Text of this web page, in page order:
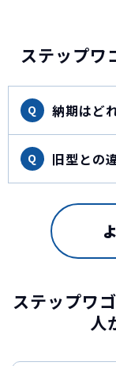
ステップワ
Q 納期はど
Q 旧型との
ステップワ
人